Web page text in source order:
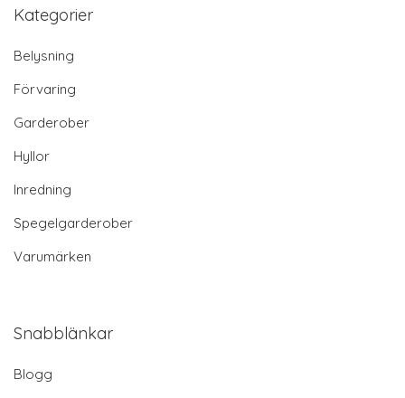
Kategorier
Belysning
Förvaring
Garderober
Hyllor
Inredning
Spegelgarderober
Varumärken
Snabblänkar
Blogg